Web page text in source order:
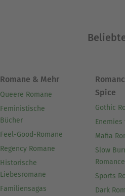
Romane & Mehr
Queere Romane
Feministische
Bücher
Feel-Good-Romane
Regency Romane
Historische
Liebesromane
Familiensagas
Spice
Gothic
Enemies
Mafia
Slow
Romance
Sports
Dark